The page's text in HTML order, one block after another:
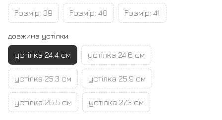
Розмір: 39 Розмір: 40 Розмір: 41
довжина устілки
устілка 24.4 см устілка 24.6 см
устілка 25.3 см устілка 25.9 см
устілка 26.5 см устілка 27.3 см